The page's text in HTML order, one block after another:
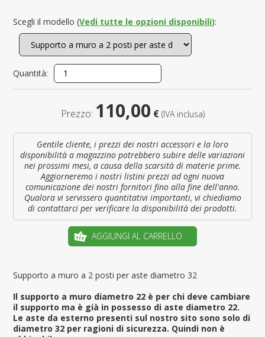
Supporto a muro a 2 posti per aste diametro 32
Il supporto a muro diametro 22 è per chi deve cambiare
il supporto ma è già in possesso di aste diametro 22.
Le aste da esterno presenti sul nostro sito sono solo di
diametro 32 per ragioni di sicurezza. Quindi non è
Scegli il modello (Vedi tutte le opzioni disponibili):
Quantità:
Prezzo: 110,00 € (IVA inclusa)
Gentile cliente, i prezzi dei nostri accessori e la loro
disponibilità a magazzino potrebbero subire delle variazioni
nei prossimi mesi, a causa della scarsità di materie prime.
Aggiorneremo i nostri listini prezzi ad ogni nuova
comunicazione dei nostri fornitori fino alla fine dell'anno.
Qualora vi servissero quantitativi importanti, vi chiediamo
di contattarci per verificare la disponibilità dei prodotti.
AGGIUNGI AL CARRELLO